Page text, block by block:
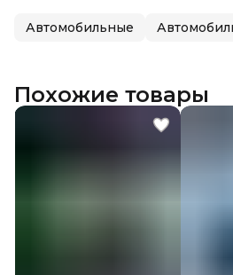
Автомобильные
Похожие товары